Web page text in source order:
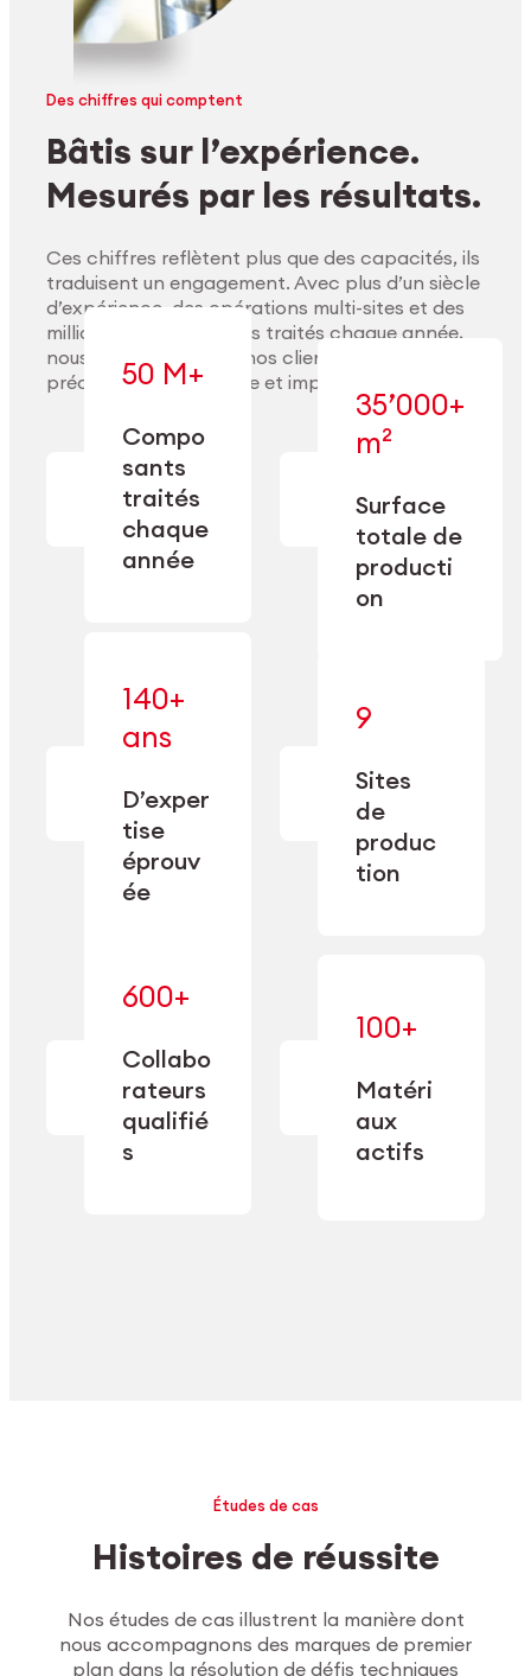
Explorer les matériaux
Des chiffres qui comptent
Bâtis sur l’expérience.
Mesurés par les résultats.
Ces chiffres reflètent plus que des capacités, ils
traduisent un engagement. Avec plus d’un siècle
d’expérience, des opérations multi-sites et des
millions de composants traités chaque année,
nous accompagnons nos clients pour délivrer
précision, performance et impact durable.
50 M+
Compo
sants
traités
chaque
année
— en usinage,
nettoyage et
conditionnement.
35’000+
m²
Surface
totale de
producti
on
— conçue pour
précision et la
flexibilité
opérationnelle.
140+
ans
D’exper
tise
éprouv
ée
précision
1885.
9
Sites
de
produc
tion
approfondie
capacité de
double
600+
Collabo
rateurs
qualifié
s
expertise
transformée
performance
100+
Matéri
aux
actifs
— maîtrisés
et adaptés
exigences
de chaque
secteur.
Études de cas
Histoires de réussite
Nos études de cas illustrent la manière dont
nous accompagnons des marques de premier
plan dans la résolution de défis techniques